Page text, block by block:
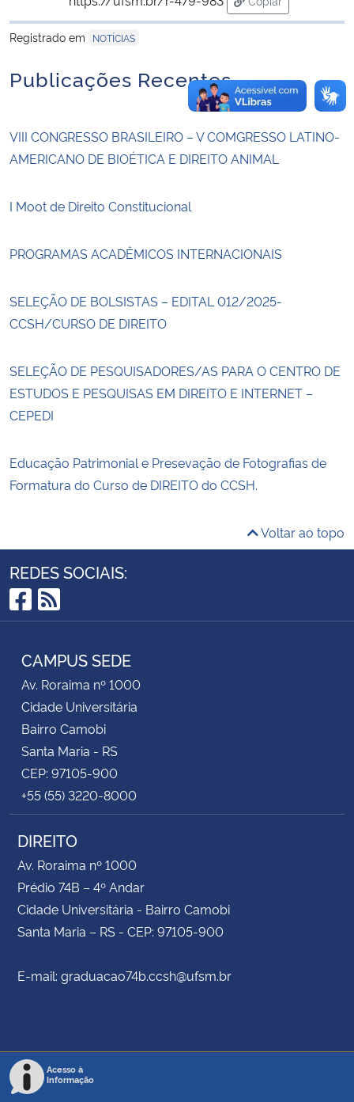
para área de
Registrado em
NOTÍCIAS
Publicações Recentes
VIII CONGRESSO BRASILEIRO – V COMGRESSO LATINO-
AMERICANO DE BIOÉTICA E DIREITO ANIMAL
I Moot de Direito Constitucional
PROGRAMAS ACADÊMICOS INTERNACIONAIS
SELEÇÃO DE BOLSISTAS – EDITAL 012/2025-
CCSH/CURSO DE DIREITO
SELEÇÃO DE PESQUISADORES/AS PARA O CENTRO DE
ESTUDOS E PESQUISAS EM DIREITO E INTERNET –
CEPEDI
Educação Patrimonial e Presevação de Fotografias de
Formatura do Curso de DIREITO do CCSH.
Voltar ao topo
REDES SOCIAIS:
Facebook
RSS
CAMPUS SEDE
Av. Roraima nº 1000
Cidade Universitária
Bairro Camobi
Santa Maria - RS
CEP: 97105-900
+55 (55) 3220-8000
DIREITO
Av. Roraima nº 1000
Prédio 74B – 4º Andar
Cidade Universitária - Bairro Camobi
Santa Maria – RS - CEP: 97105-900
E-mail: graduacao74b.ccsh@ufsm.br
Acesso à
Informação